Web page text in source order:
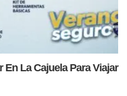
La Cajuela Para Viajar